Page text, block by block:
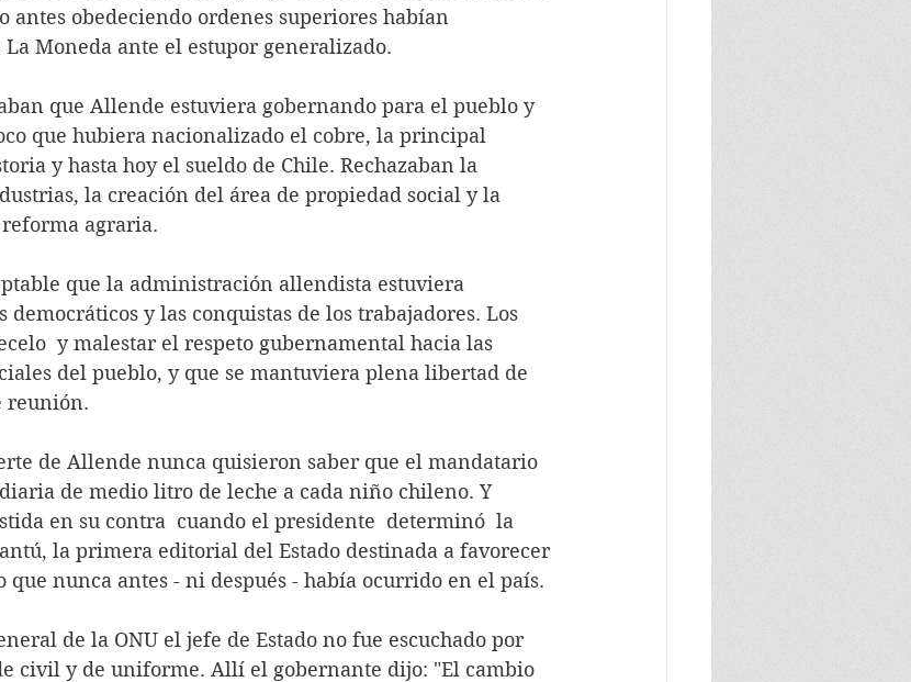
antes obedeciendo ordenes superiores habían
Moneda ante el estupor generalizado.
que hubiera nacionalizado el cobre, la principal
y hasta hoy el sueldo de Chile. Rechazaban la
la creación del área de propiedad social y la
agraria.
y las conquistas de los trabajadores. Los
y malestar el respeto gubernamental hacia las
del pueblo, y que se mantuviera plena libertad de
reunión.
de medio litro de leche a cada niño chileno. Y
en su contra  cuando el presidente  determinó  la
la primera editorial del Estado destinada a favorecer
nunca antes - ni después - había ocurrido en el país.
civil y de uniforme. Allí el gobernante dijo: "El cambio